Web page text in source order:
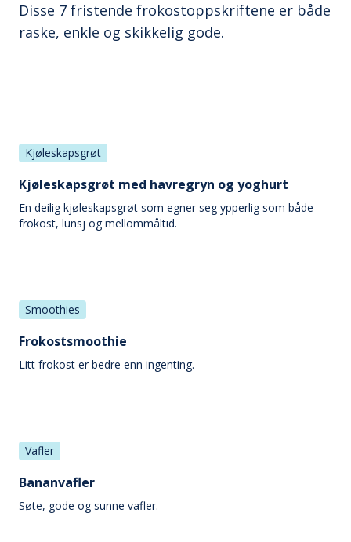
Disse 7 fristende frokostoppskriftene er både
raske, enkle og skikkelig gode.
Kjøleskapsgrøt
Kjøleskapsgrøt med havregryn og yoghurt
En deilig kjøleskapsgrøt som egner seg ypperlig som både
frokost, lunsj og mellommåltid.
Smoothies
Frokostsmoothie
Litt frokost er bedre enn ingenting.
Vafler
Bananvafler
Søte, gode og sunne vafler.